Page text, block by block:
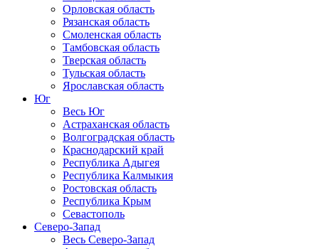
Орловская область
Рязанская область
Смоленская область
Тамбовская область
Тверская область
Тульская область
Ярославская область
Юг
Весь Юг
Астраханская область
Волгоградская область
Краснодарский край
Республика Адыгея
Республика Калмыкия
Ростовская область
Республика Крым
Севастополь
Северо-Запад
Весь Северо-Запад